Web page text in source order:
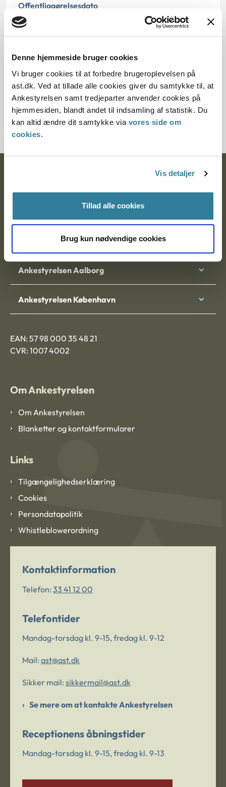
Denne hjemmeside bruger cookies
Vi bruger cookies til at forbedre brugeroplevelsen på
ast.dk. Ved at tillade alle cookies giver du samtykke til, at
Ankestyrelsen samt tredjeparter anvender cookies på
hjemmesiden, blandt andet til indsamling af statistik. Du
kan altid ændre dit samtykke via vores side om
cookies.
Vis detaljer
Tillad alle cookies
Brug kun nødvendige cookies
Offentliggørelsesdato
12.07.2013
§ 18
Journalnummer
1441-93
Postadresse:
Nytorv 7, 2. sal
Ankestyrelsen Aalborg
Ankestyrelsen København
EAN: 57 98 000 35 48 21
CVR: 1007 4002
Om Ankestyrelsen
Om Ankestyrelsen
Blanketter og kontaktformularer
Links
Tilgængelighedserklæring
Cookies
Persondatapolitik
Whistleblowerordning
Kontaktinformation
Telefon: 33 41 12 00
Telefontider
Mandag-torsdag kl. 9-15, fredag kl. 9-12
Mail: ast@ast.dk
Sikker mail: sikkermail@ast.dk
Se mere om at kontakte Ankestyrelsen
Receptionens åbningstider
Mandag-torsdag kl. 9-15, fredag kl. 9-13